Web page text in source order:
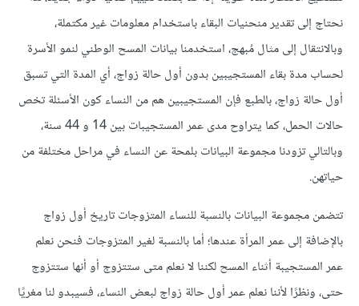
نحتاج إلى تقدير منحنيات البقاء باستخدام معلومات غير مكتملة،
وبالانتقال إلى مثال مُبهج، استخدمنا بيانات المسح الوطني لنمو الأسرة
لحساب مدة بقاء المستجيبين بدون أول حالة زواج، أي المدة التي تسبق
أول حالة زواج، بالطبع فإن المستجيبين هم من النساء كون الأسئلة تخص
حالات الحمل، كما يتراوح مدى عمر المستجيبات بين 14 و 44 سنة،
وبالتالي تزودنا مجموعة البيانات بلمحة عن النساء في مراحل مختلفة من
حياتهن.
تتضمن مجموعة البيانات بالنسبة للنساء المتزوجات تاريخ أول زواج
بالإضافة إلى عمر المرأة عندها؛ أما بالنسبة لغير المتزوجات فنحن نعلم
عمر المستجيبة أثناء المسح لكننا لا نعلم متى ستتزوج أو أنها ستتزوج
حتى، ونظرًا لأننا نعلم عمر أول حالة زواج لبعض النساء، فسيبدو لنا مغريًا